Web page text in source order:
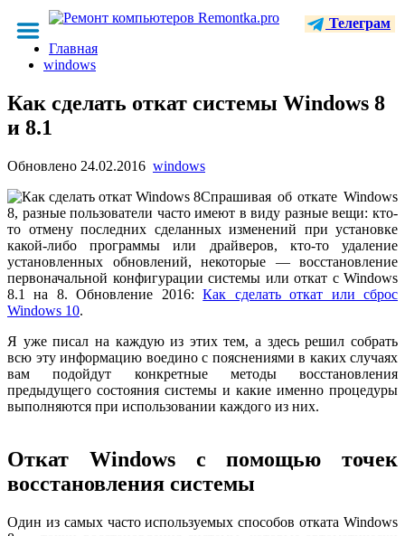
Телеграм
Главная
windows
Как сделать откат системы Windows 8
и 8.1
Обновлено 24.02.2016 windows
Спрашивая об откате Windows
8, разные пользователи часто имеют в виду разные вещи: кто-
то отмену последних сделанных изменений при установке
какой-либо программы или драйверов, кто-то удаление
установленных обновлений, некоторые — восстановление
первоначальной конфигурации системы или откат с Windows
8.1 на 8. Обновление 2016:Как сделать откат или сброс
Windows 10.
Я уже писал на каждую из этих тем, а здесь решил собрать
всю эту информацию воедино с пояснениями в каких случаях
вам подойдут конкретные методы восстановления
предыдущего состояния системы и какие именно процедуры
выполняются при использовании каждого из них.
Откат Windows с помощью точек
восстановления системы
Один из самых часто используемых способов отката Windows